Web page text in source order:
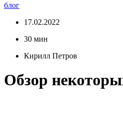
блог
17.02.2022
30 мин
Кирилл Петров
Обзор